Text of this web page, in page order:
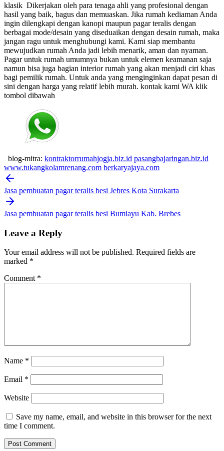
klasik Dikerjakan oleh para tenaga ahli yang profesional dengan
hasil yang baik, bagus dan memuaskan. Jika rumah kediaman Anda
ingin dilengkapi dengan kanopi maupun pagar teralis dengan
berbagai mode/desain yang diseduaikan dengan desain rumah, maka
jangan ragu untuk menghubungi kami. Kami siap membantu
mewujudkan rumah Anda jadi lebih menarik, aman dan nyaman.
Pagar untuk rumah umumnya bukan untuk elemen keamanan saja
namun bisa juga bagian interior rumah yang akan menjadi ciri khas
bagi pemilik rumah. Untuk anda yang menginginkan dapat pesan di
sini dengan harga yang relatif lebih murah. kontak kami WA klik
tombol dibawah
blog-mitra: kontraktorrumahjogja.biz.id pasangbajaringan.biz.id
www.tukangkolamrenang.com berkaryajaya.com
Post
navigation
Jasa pembuatan pagar teralis besi Jebres Kota Surakarta
Jasa pembuatan pagar teralis besi Bumiayu Kab. Brebes
Leave a Reply
Your email address will not be published. Required fields are
marked *
Comment *
Name *
Email *
Website
Save my name, email, and website in this browser for the next
time I comment.